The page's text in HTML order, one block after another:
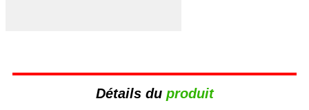
Détails du produit